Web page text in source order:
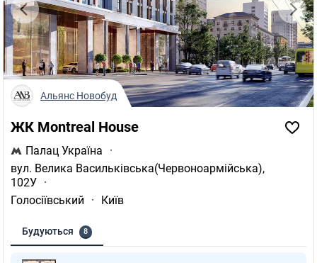
ЖК Illinsky House ЖК Podol Plaza & Residence
Полезные ссылки
Агентства недвижимости в Киеве
ЖК Montreal House
Палац Україна
·
вул. Велика Васильківська(Червоноармійська),
102У ·
Голосіївський
· Київ
Будуються 8
Альянс Новобуд